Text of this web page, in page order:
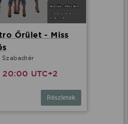
Őrület - Miss
Szabadtér
UTC+2
Részletek